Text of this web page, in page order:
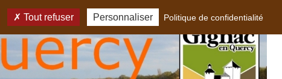
Tout refuser Personnaliser Politique de confidentialité